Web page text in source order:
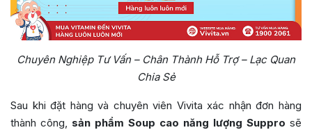
Chuyên Nghiệp Tư Vấn – Chân Thành Hỗ Trợ – Lạc Quan
Chia Sẻ
Sau khi đặt hàng và chuyên viên Vivita xác nhận đơn hàng
thành công, sản phẩm Soup cao năng lượng Suppro sẽ